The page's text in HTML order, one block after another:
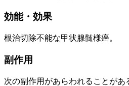
効能・効果
根治切除不能な甲状腺髄様癌。
副作用
次の副作用があらわれることがあ